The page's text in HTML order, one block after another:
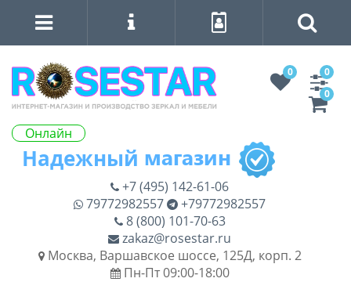
Онлайн
0
0
0
+7 (495) 142-61-06
79772982557
+79772982557
8 (800) 101-70-63
zakaz@rosestar.ru
Москва, Варшавское шоссе, 125Д, корп. 2
Пн-Пт 09:00-18:00